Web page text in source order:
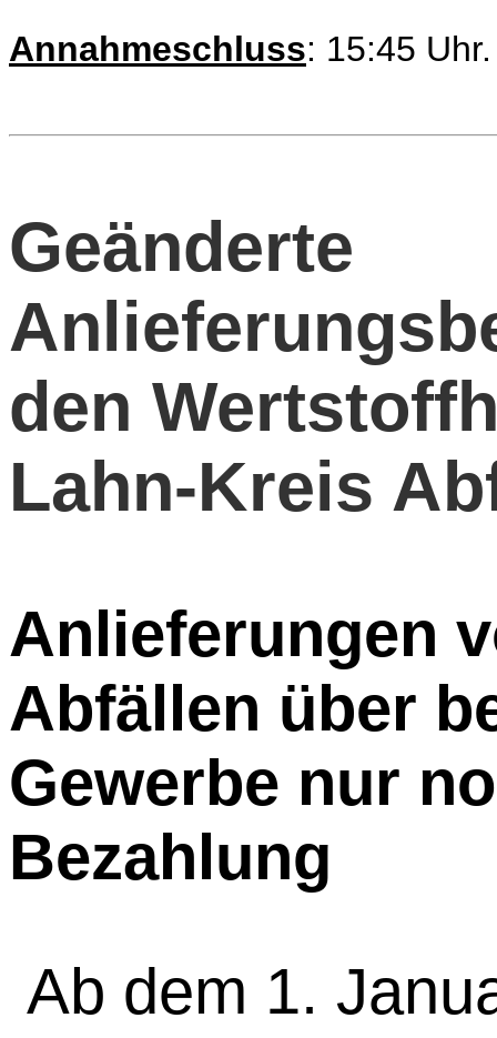
Annahmeschluss: 15:45
Geänderte
den
Lahn-Kreis
Anlieferungen
Abfällen über
Gewerbe nur
Bezahlung
Ab dem 1.